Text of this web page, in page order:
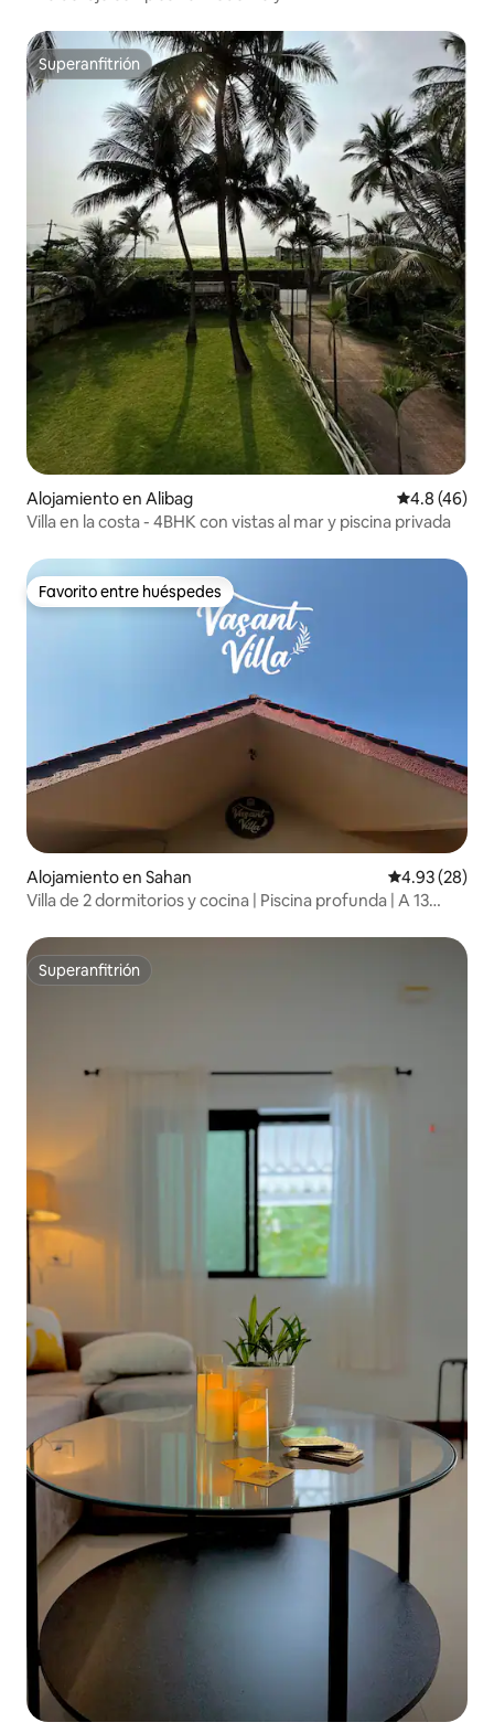
Superanfitrión
Superanfitrión
Alojamiento en Alibag Calificación
4.8 (46)
Villa en la costa - 4BHK con vistas al mar y piscina privada
Favorito entre huéspedes
Favorito entre huéspedes
Alojamiento en Sahan Calificación
4.93 (28)
Villa de 2 dormitorios y cocina | Piscina profunda | A 13
Superanfitrión
Superanfitrión